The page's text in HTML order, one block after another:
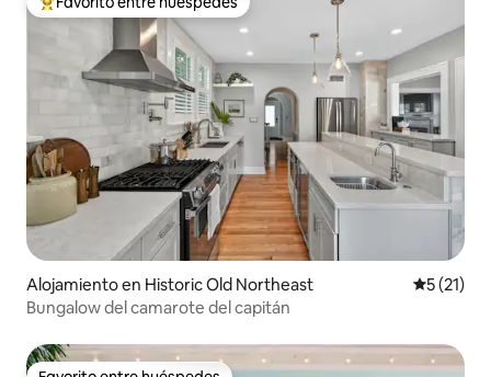
Favorito entre huéspedes preferido
Alojamiento en Historic Old Northeast
5 (21)
Bungalow del camarote del capitán